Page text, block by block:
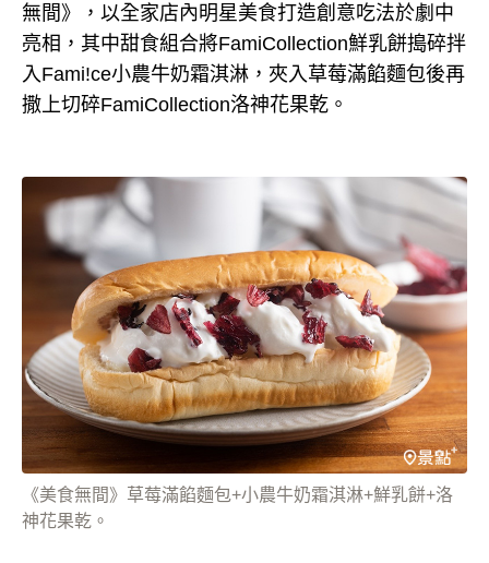
無間》，以全家店內明星美食打造創意吃法於劇中
亮相，其中甜食組合將FamiCollection鮮乳餅搗碎拌
入Fami!ce小農牛奶霜淇淋，夾入草莓滿餡麵包後再
撒上切碎FamiCollection洛神花果乾。
《美食無間》草莓滿餡麵包+小農牛奶霜淇淋+鮮乳餅+洛
神花果乾。